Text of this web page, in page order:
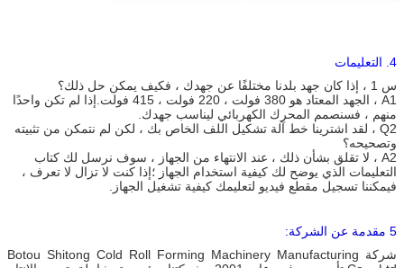
4. التعليمات
س 1 ، إذا كان جهد بلدنا مختلفًا عن جهدك ، فكيف يمكن حل ذلك؟
A1 ، الجهد المعتاد هو 380 فولت ، 220 فولت ، 415 فولت.إذا لم تكن واحدًا
منهم ، فسنصمم المحرك الكهربائي ليناسب جهدك.
Q2 ، لقد اشترينا خط آلة تشكيل اللف الخاص بك ، لكن لم نتمكن من تثبيته
وتصحيحه؟
A2 ، لا تقلق بشأن ذلك ، عند الانتهاء من الجهاز ، سوف نرسل لك كتاب
التعليمات الذي يوضح لك كيفية استخدام الجهاز ؛إذا كنت لا تزال لا تعرف ،
فيمكننا تسجيل مقطع فيديو لتعليمك كيفية تشغيل الجهاز.
5 مقدمة عن الشركة:
شركة Botou Shitong Cold Roll Forming Machinery Manufacturing